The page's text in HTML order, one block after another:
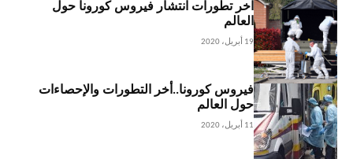
آخر تطورات انتشار فيروس كورونا حول
العالم
19 أبريل، 2020
فيروس كورونا..أخر التطورات والإحصاءات
حول العالم
11 أبريل، 2020